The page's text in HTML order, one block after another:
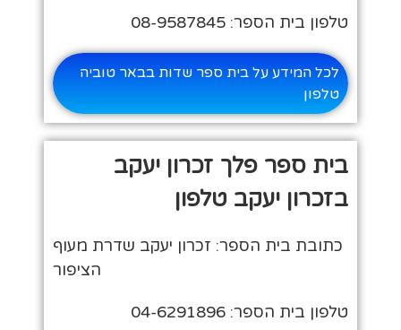
טלפון בית הספר: 08-9587845
לכל המידע על בית ספר שדות בבאר טוביה
טלפון
בית ספר פלך זכרון יעקב
בזכרון יעקב טלפון
כתובת בית הספר: זכרון יעקב שדרת מעוף
הציפור
טלפון בית הספר: 04-6291896